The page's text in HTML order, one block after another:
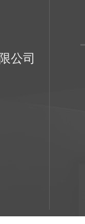
公司